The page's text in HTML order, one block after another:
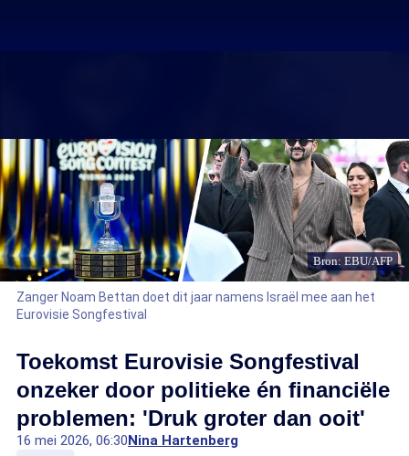
Bron: EBU/AFP
Zanger Noam Bettan doet dit jaar namens Israël mee aan het
Eurovisie Songfestival
Toekomst Eurovisie Songfestival
onzeker door politieke én financiële
problemen: 'Druk groter dan ooit'
16 mei 2026, 06:30Nina Hartenberg